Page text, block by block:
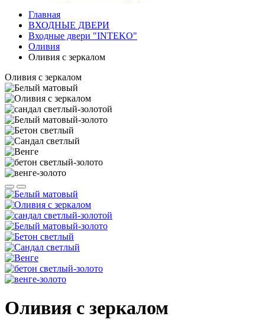
Главная
ВХОДНЫЕ ДВЕРИ
Входные двери "INTEKO"
Оливия
Оливия с зеркалом
Оливия с зеркалом
Оливия с зеркалом